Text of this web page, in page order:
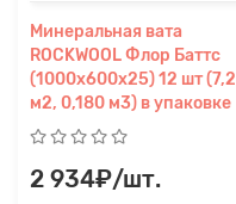
Минеральная вата
ROCKWOOL Флор Баттс
(1000х600х25) 12 шт (7,2
м2, 0,180 м3) в упаковке
2 934₽/шт.